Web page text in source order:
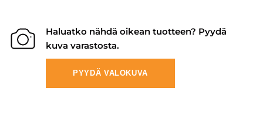
Haluatko nähdä oikean tuotteen? Pyydä
kuva varastosta.
PYYDÄ VALOKUVA